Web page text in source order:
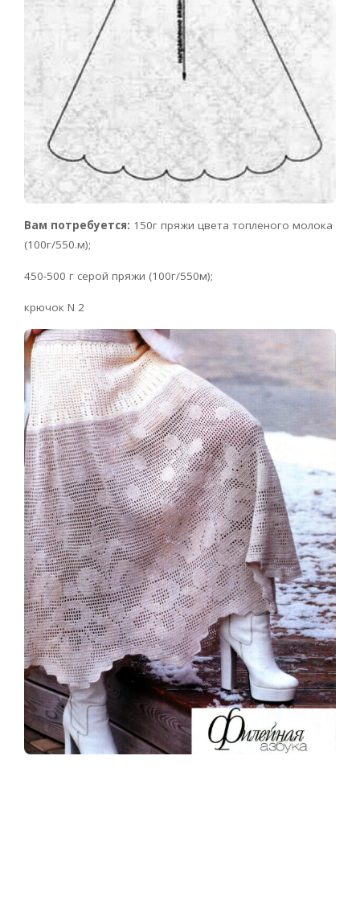
Вам потребуется: 150г пряжи цвета топленого молока
(100г/550.м);
450-500 г серой пряжи (100г/550м);
крючок N 2